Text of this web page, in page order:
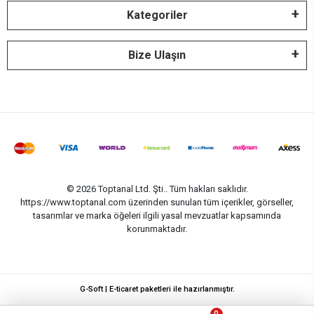
Kategoriler
Bize Ulaşın
© 2026 Toptanal Ltd. Şti.. Tüm hakları saklıdır.
https://www.toptanal.com üzerinden sunulan tüm içerikler, görseller,
tasarımlar ve marka öğeleri ilgili yasal mevzuatlar kapsamında
korunmaktadır.
G-Soft | E-ticaret paketleri ile hazırlanmıştır.